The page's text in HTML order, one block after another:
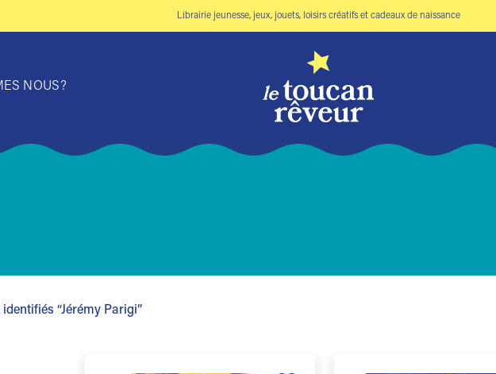
Librairie jeunesse, jeux, jouets, loisirs créatifs et cadeaux de naissance
NOUS?
“Jérémy Parigi”